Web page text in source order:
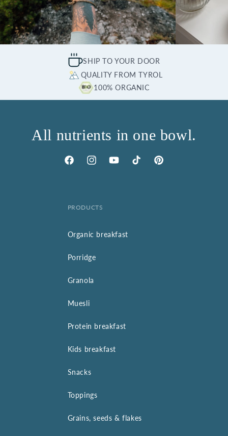
SHIP TO YOUR DOOR
QUALITY FROM TYROL
100% ORGANIC
All nutrients in one bowl.
FacebookInstagramYouTubeTikTok Pinterest
PRODUCTS
Organic breakfast
Porridge
Granola
Muesli
Protein breakfast
Kids breakfast
Snacks
Toppings
Grains, seeds & flakes